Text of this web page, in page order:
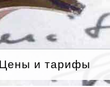
Цены и тарифы